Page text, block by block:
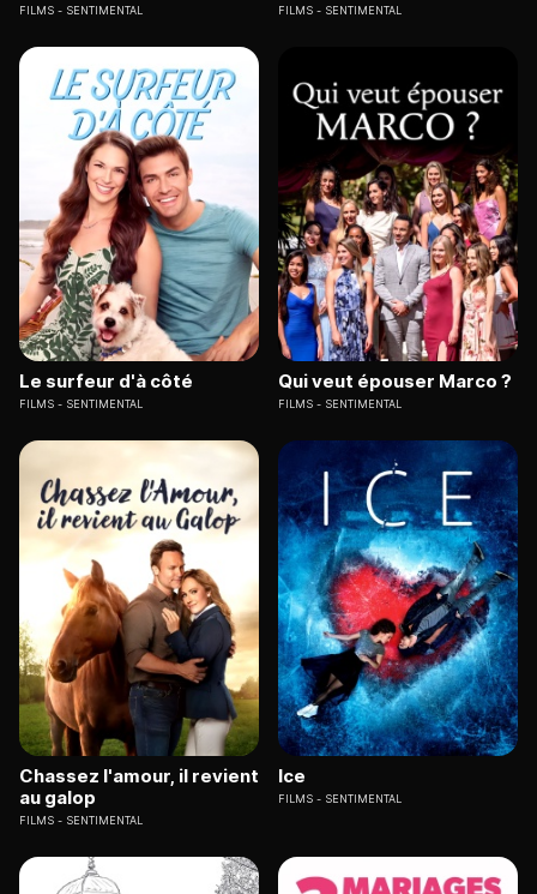
FILMS SENTIMENTAL FILMS SENTIMENTAL
Le surfeur d'à côté
FILMS SENTIMENTAL
Qui veut épouser Marco ?
FILMS SENTIMENTAL
Chassez l'amour, il revient
au galop
FILMS SENTIMENTAL
Ice
FILMS SENTIMENTAL